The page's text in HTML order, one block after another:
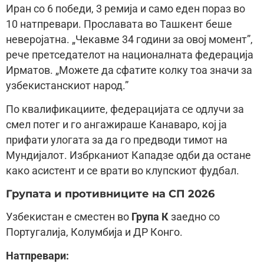
Иран со 6 победи, 3 ремија и само еден пораз во
10 натпревари. Прославата во Ташкент беше
неверојатна. „Чекавме 34 години за овој момент”,
рече претседателот на националната федерација
Ирматов. „Можете да сфатите колку тоа значи за
узбекистанскиот народ.”
По квалификациите, федерацијата се одлучи за
смел потег и го ангажираше Канаваро, кој ја
прифати улогата за да го предводи тимот на
Мундијалот. Избрканиот Кападзе одби да остане
како асистент и се врати во клупскиот фудбал.
Групата и противниците на СП 2026
Узбекистан е сместен во Група К заедно со
Португалија, Колумбија и ДР Конго.
Натпревари: